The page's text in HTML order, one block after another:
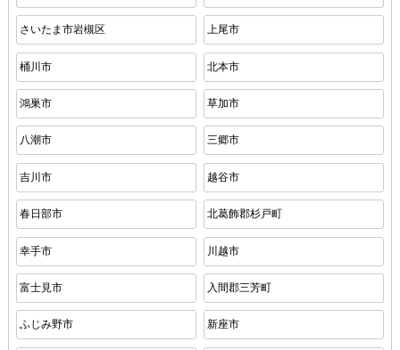
さいたま市岩槻区 上尾市
桶川市 北本市
鴻巣市 草加市
八潮市 三郷市
吉川市 越谷市
春日部市 北葛飾郡杉戸町
幸手市 川越市
富士見市 入間郡三芳町
ふじみ野市 新座市